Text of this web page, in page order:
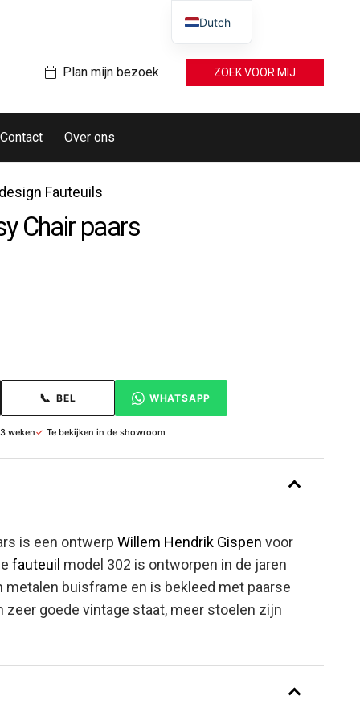
Plan mijn bezoek ZOEK VOOR MIJ
Contact Over ons
Fauteuils
Chair paars
📞 BEL WHATSAPP
weken✓ Te bekijken in de showroom
is een ontwerp Willem Hendrik Gispen voor
fauteuil model 302 is ontworpen in de jaren
metalen buisframe en is bekleed met paarse
zeer goede vintage staat, meer stoelen zijn
Dutch